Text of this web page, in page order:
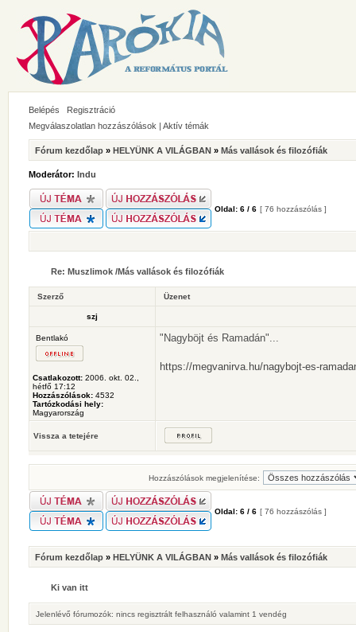
Belépés
Regisztráció
Megválaszolatlan hozzászólások | Aktív témák
Fórum kezdőlap » HELYÜNK A VILÁGBAN » Más vallások és filozófiák
Moderátor: Indu
Oldal: 6 / 6 [ 76 hozzászólás ]
Re: Muszlimok /Más vallások és filozófiák
Szerző Üzenet
szj
Bentlakó
Csatlakozott: 2006. okt. 02.,
hétfő 17:12
Hozzászólások: 4532
Tartózkodási hely:
Magyarország
"Nagyböjt és Ramadán"...
https://megvanirva.hu/nagybojt-es-
Vissza a tetejére
Hozzászólások megjelenítése:
Oldal: 6 / 6 [ 76 hozzászólás ]
Fórum kezdőlap » HELYÜNK A VILÁGBAN » Más vallások és filozófiák
Ki van itt
Jelenlévő fórumozók: nincs regisztrált felhasználó valamint 1 vendég